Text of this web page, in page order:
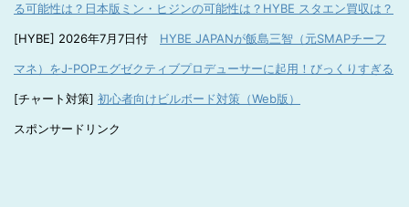
る可能性は？日本版ミン・ヒジンの可能性は？HYBE スタエン買収は？
[HYBE] 2026年7月7日付 HYBE JAPANが飯島三智（元SMAPチーフ
マネ）をJ-POPエグゼクティブプロデューサーに起用！びっくりすぎる
[チャート対策] 初心者向けビルボード対策（Web版）
スポンサードリンク